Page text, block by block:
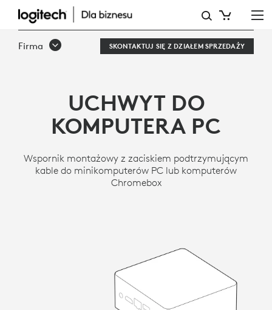
UCHWYT
LOGITECH
Firma SKONTAKTUJ SIĘ Z DZIAŁEM SPRZEDAŻY
UCHWYT DO
KOMPUTERA PC
Wspornik montażowy z zaciskiem podtrzymującym
kable do minikomputerów PC lub komputerów
Chromebox